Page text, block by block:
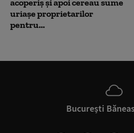
acoperiș și apoi cereau sume
uriașe proprietarilor
pentru...
București